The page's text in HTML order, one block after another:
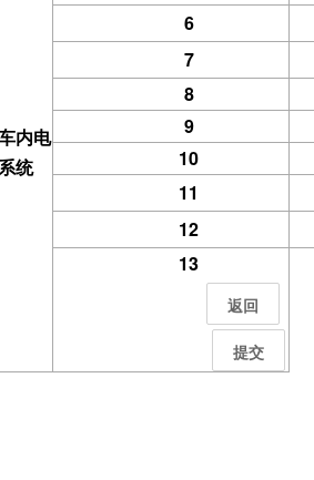
内电
统
6
7
8
9
10
11
12
13
返回
提交